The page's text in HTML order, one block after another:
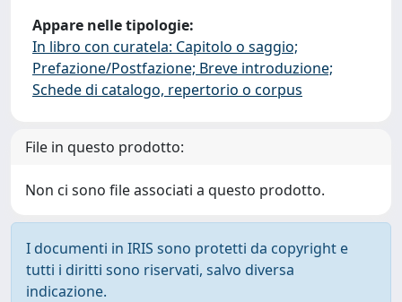
Appare nelle tipologie:
In libro con curatela: Capitolo o saggio;
Prefazione/Postfazione; Breve introduzione;
Schede di catalogo, repertorio o corpus
File in questo prodotto:
Non ci sono file associati a questo prodotto.
I documenti in IRIS sono protetti da copyright e
tutti i diritti sono riservati, salvo diversa
indicazione.